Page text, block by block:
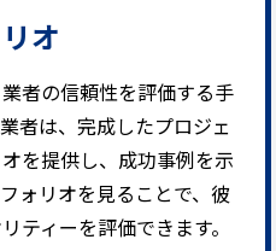
オ
者の信頼性を評価する手
者は、完成したプロジェ
を提供し、成功事例を示
ォリオを見ることで、彼
ティーを評価できます。